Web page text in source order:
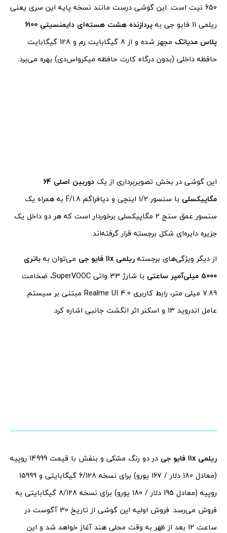
650 نیت است. این گوشی درست مانند نسخه پایه این سری یعنی
ریلمی 11 فایو جی به
پردازنده هشت هسته‌ای دایمنسیتی 6100
پلاس مدیاتک
مجهز شده و از 8 گیگابایت رم و 128 گیگابایت
حافظه داخلی (بدون درگاه کارت حافظه میکرواس‌دی) بهره می‌برد.
این گوشی در بخش تصویربرداری از یک
دوربین اصلی 64
مگاپیکسلی
با سنسور 1/2 اینچی و دیافراگم F/1.8 به همراه یک
سنسور عمق سنج 2 مگاپیکسلی برخوردار است که هر دو داخل یک
جزیره دایره‌ای شکل برجسته قرار گرفته‌اند.
از دیگر ویژگی‌های برجسته ریلمی 11x فایو جی می‌توان به باتری
5000 میلی‌آمپر ساعتی
با شارژ 33 واتی SuperVOOC، ضخامت
7.89 میلی متر، رابط کاربری Realme UI 4.0 مبتنی بر سیستم
عامل اندروید 13 و اسکنر اثر انگشت جانبی اشاره کرد.
ریلمی 11x فایو جی
در دو رنگ مشکی و بنفش با قیمت 14999 روپیه
(معادل 180 دلار / 167 یورو) برای نسخه 6/128 گیگابایتی و 15999
روپیه (معادل 195 دلار / 180 یورو) برای نسخه 8/128 گیگابایتی به
فروش می‌رسد. فروش اولیه این گوشی از تاریخ 30 آگوست در
ساعت 12 بعد از ظهر به وقت محلی هند آغاز خواهد شد و این